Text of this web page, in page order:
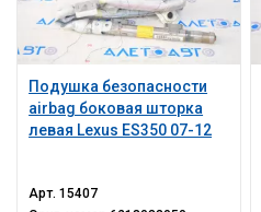
Подушка безопасности
airbag боковая шторка
левая Lexus ES350 07-12
Арт.15407